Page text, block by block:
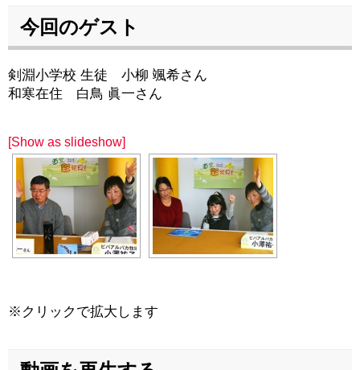
今回のゲスト
剣淵小学校 生徒 小柳 颯希さん
和寒在住 白鳥 眞一さん
[Show as slideshow]
※クリックで拡大します